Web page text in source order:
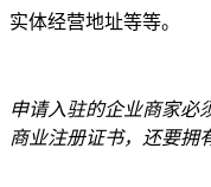
实体经营地址等等。
申请入驻的企业商家必
商业注册证书，还要拥